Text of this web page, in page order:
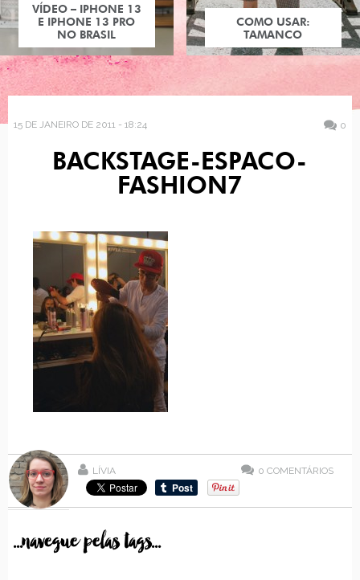
VÍDEO – IPHONE 13
E IPHONE 13 PRO
NO BRASIL
COMO USAR:
TAMANCO
15 DE JANEIRO DE 2011 - 18:24 0
BACKSTAGE-ESPACO-
FASHION7
LÍVIA 0 COMENTÁRIOS
...navegue pelas tags...